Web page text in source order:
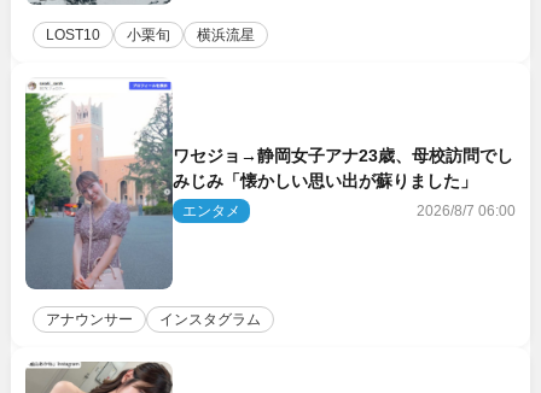
LOST10 小栗旬 横浜流星
ワセジョ→静岡女子アナ23歳、母校訪問でし
みじみ「懐かしい思い出が蘇りました」
エンタメ 2026/8/7 06:00
アナウンサー インスタグラム